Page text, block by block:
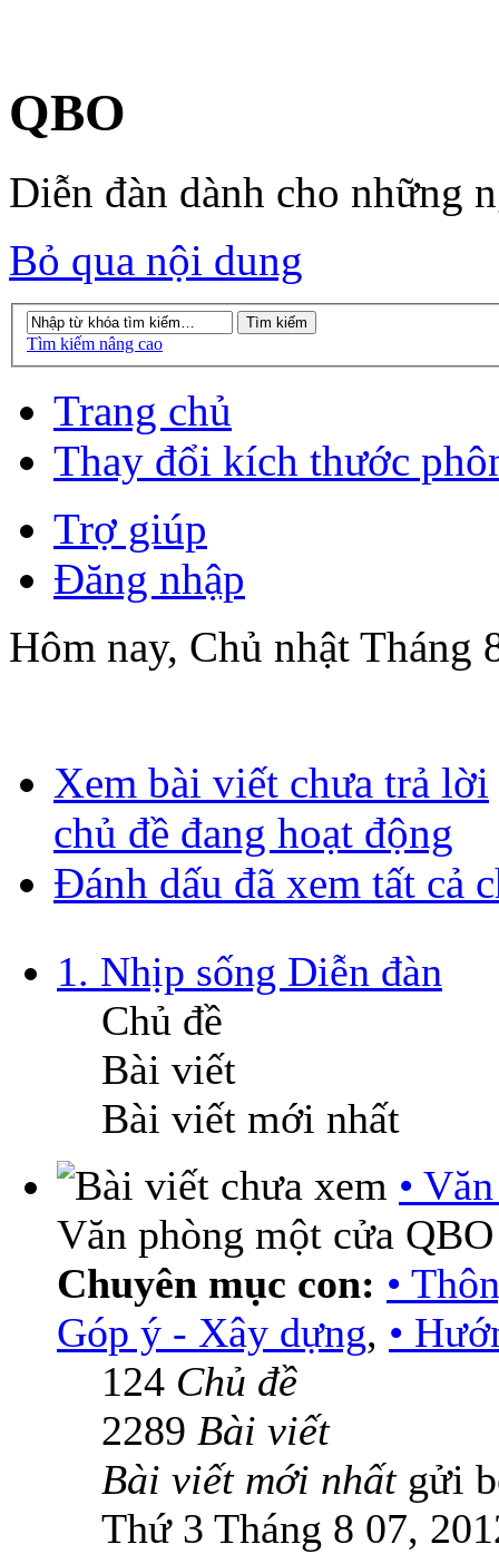
QBO
Diễn đàn dành cho những
Bỏ qua nội dung
Tìm kiếm nâng cao
Trang chủ
Thay đổi kích thước
Trợ giúp
Đăng nhập
Hôm nay, Chủ nhật Tháng
Xem bài viết chưa trả lời
chủ đề đang hoạt động
Đánh dấu đã xem tất cả
1. Nhịp sống Diễn đàn
Chủ đề
Bài viết
Bài viết mới nhất
•
Văn phòng một cửa QBO
Chuyên mục con: •
Góp ý - Xây dựng, •
124 Chủ đề
2289 Bài viết
Bài viết mới nhấtgửi
Thứ 3 Tháng 8 07,